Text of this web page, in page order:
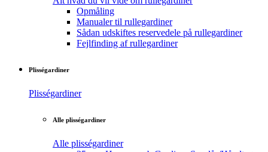
Opmåling
Manualer til rullegardiner
Sådan udskiftes reservedele på rullegardiner
Fejlfinding af rullegardiner
Plisségardiner
Plisségardiner
Alle plisségardiner
Alle plisségardiner